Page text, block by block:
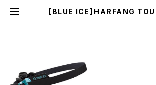
【BLUE ICE】HARFANG